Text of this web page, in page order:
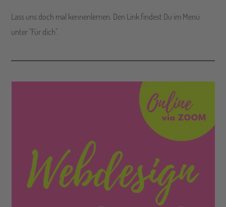
Lass uns doch mal kennenlernen. Den Link findest Du im Menü
unter "Für dich".